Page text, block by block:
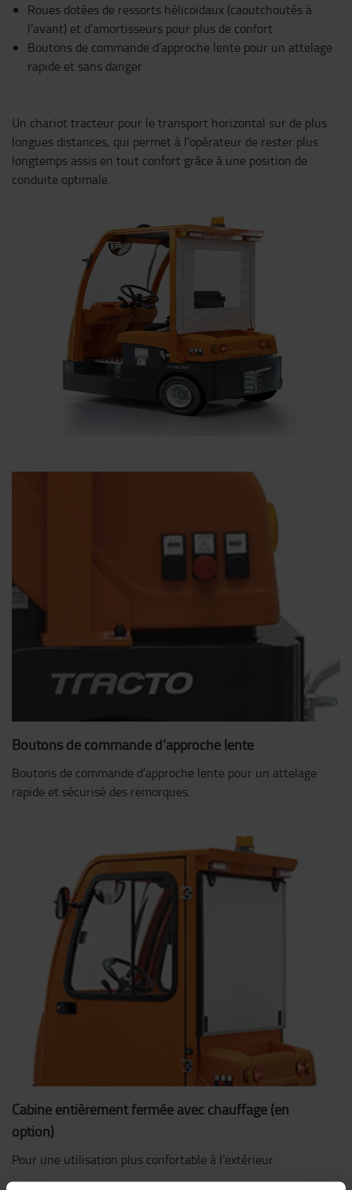
Roues dotées de ressorts hélicoïdaux (caoutchoutés à
l’avant) et d’amortisseurs pour plus de confort
Boutons de commande d’approche lente pour un attelage
rapide et sans danger
Un chariot tracteur pour le transport horizontal sur de plus
longues distances, qui permet à l’opérateur de rester plus
longtemps assis en tout confort grâce à une position de
conduite optimale.
Boutons de commande d’approche lente
Boutons de commande d’approche lente pour un attelage
rapide et sécurisé des remorques.
Cabine entièrement fermée avec chauffage (en
option)
Pour une utilisation plus confortable à l’extérieur.